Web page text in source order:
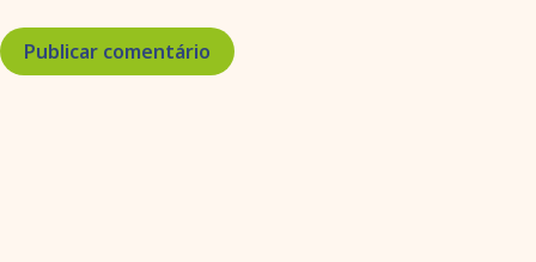
Publicar comentário